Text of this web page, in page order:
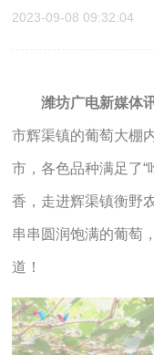
2023-09-08 09:32:04
潍坊广电新媒体
市辉渠镇的葡萄大棚
市，各色品种满足了“
香，走进辉渠镇衡野
串串圆润饱满的葡萄
道！